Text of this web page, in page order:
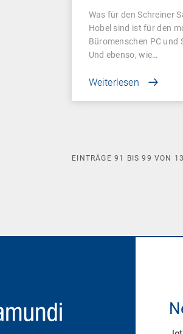
Was für den Schreiner
Hobel sind ist für den
Büromenschen PC und
Und ebenso, wie…
Weiterlesen
EINTRÄGE 91 BIS99 VON